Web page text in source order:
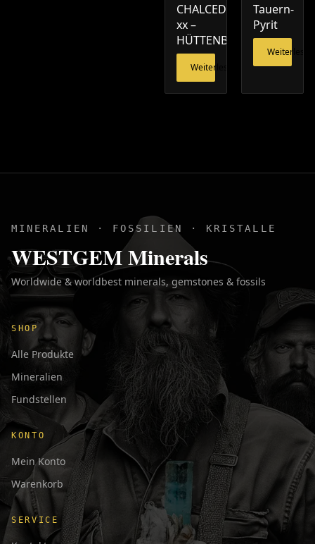
CHALCEDON
xx –
HÜTTENBERG
Weiterlesen
Tauern-
Pyrit
Weiterlesen
MINERALIEN · FOSSILIEN · KRISTALLE
WESTGEM Minerals
Worldwide & worldbest minerals, gemstones & fossils
SHOP
Alle Produkte
Mineralien
Fundstellen
KONTO
Mein Konto
Warenkorb
SERVICE